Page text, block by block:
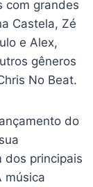
com grandes
Castela, Zé
e Alex,
gêneros
No Beat.
do
dos principais
música